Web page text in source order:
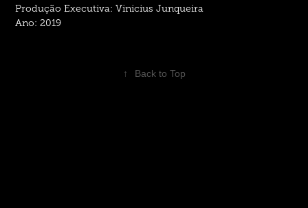
Produção Executiva: Vinicius Junqueira
Ano: 2019
↑ Back to Top